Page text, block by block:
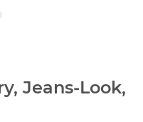
Jeans-Look,